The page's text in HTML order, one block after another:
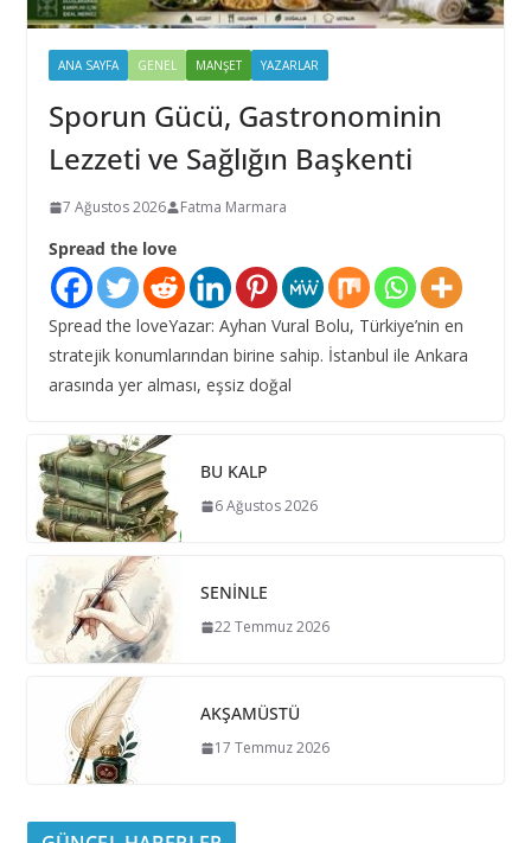
ANA SAYFA GENEL MANŞET YAZARLAR
Sporun Gücü, Gastronominin
Lezzeti ve Sağlığın Başkenti
7 Ağustos 2026 Fatma Marmara
Spread the love
Spread the loveYazar: Ayhan Vural Bolu, Türkiye’nin en
stratejik konumlarından birine sahip. İstanbul ile Ankara
arasında yer alması, eşsiz doğal
BU KALP
6 Ağustos 2026
SENİNLE
22 Temmuz 2026
AKŞAMÜSTÜ
17 Temmuz 2026